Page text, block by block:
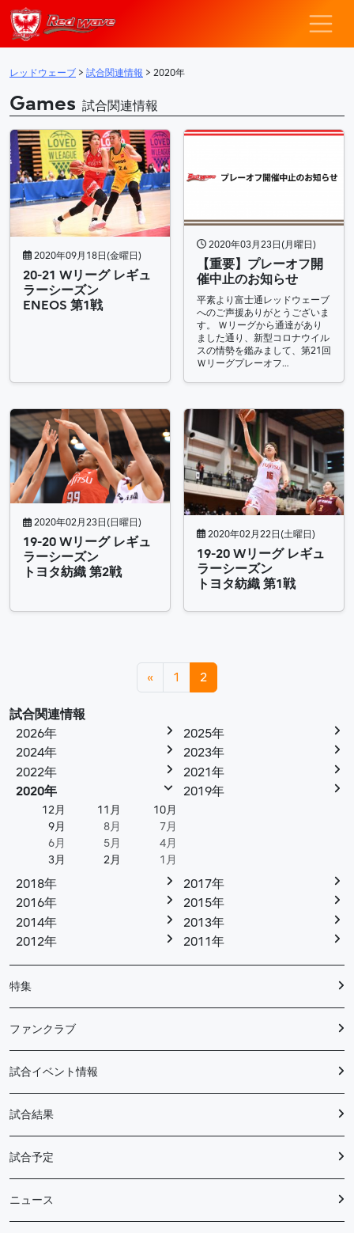
メインナビゲーション
レッドウェー
レッドウェーブ > 試合関連情報 > 2020年
Games 試合関連情報
2020年09月18日(金曜日)
20-21 Wリーグ レギュ
ラーシーズン
ENEOS 第1戦
2020年03月23日(月曜日)
【重要】プレーオフ開
催中止のお知らせ
平素より富士通レッドウェーブ
へのご声援ありがとうございま
す。 Ｗリーグから通達があり
ました通り、新型コロナウイル
スの情勢を鑑みまして、第21回
Ｗリーグプレーオフ…
2020年02月23日(日曜日)
19-20 Wリーグ レギュ
ラーシーズン
トヨタ紡織 第2戦
2020年02月22日(土曜日)
19-20 Wリーグ レギュ
ラーシーズン
トヨタ紡織 第1戦
投稿ナビゲーション
« 1 2
試合関連情報
2026年
2025年
2024年
2023年
2022年
2021年
2020年
12月 11月
10月
9月
8月
7月
6月
5月
4月
3月
2月 1月
2019年
2018年
2017年
2016年
2015年
2014年
2013年
2012年
2011年
特集
ファンクラブ
試合イベント情報
試合結果
試合予定
ニュース